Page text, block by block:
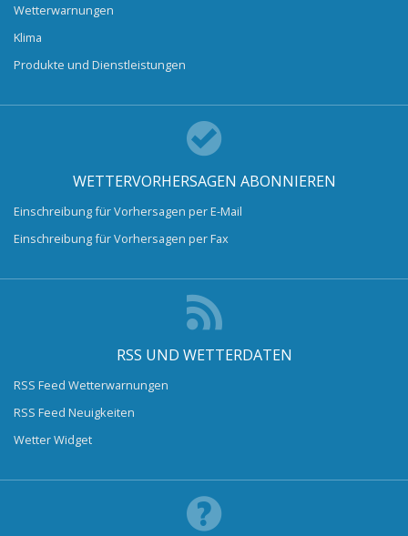
Wetterwarnungen
Klima
Produkte und Dienstleistungen
WETTERVORHERSAGEN ABONNIEREN
Einschreibung für Vorhersagen per E-Mail
Einschreibung für Vorhersagen per Fax
RSS UND WETTERDATEN
RSS Feed Wetterwarnungen
RSS Feed Neuigkeiten
Wetter Widget